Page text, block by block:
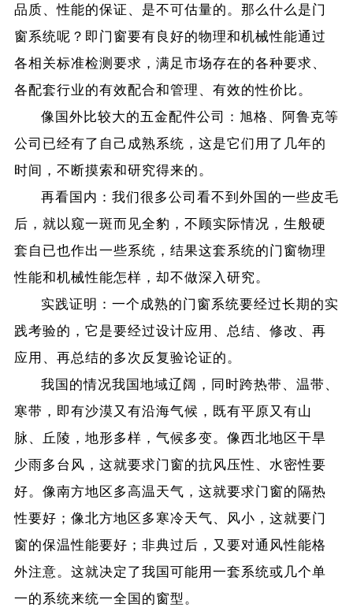
品质、性能的保证、是不可估量的。那么什么是门
窗系统呢？即门窗要有良好的物理和机械性能通过
各相关标准检测要求，满足市场存在的各种要求、
各配套行业的有效配合和管理、有效的性价比。
像国外比较大的五金配件公司：旭格、阿鲁克等
公司已经有了自己成熟系统，这是它们用了几年的
时间，不断摸索和研究得来的。
再看国内：我们很多公司看不到外国的一些皮毛
后，就以窥一斑而见全豹，不顾实际情况，生般硬
套自已也作出一些系统，结果这套系统的门窗物理
性能和机械性能怎样，却不做深入研究。
实践证明：一个成熟的门窗系统要经过长期的实
践考验的，它是要经过设计应用、总结、修改、再
应用、再总结的多次反复验论证的。
我国的情况我国地域辽阔，同时跨热带、温带、
寒带，即有沙漠又有沿海气候，既有平原又有山
脉、丘陵，地形多样，气候多变。像西北地区干旱
少雨多台风，这就要求门窗的抗风压性、水密性要
好。像南方地区多高温天气，这就要求门窗的隔热
性要好；像北方地区多寒冷天气、风小，这就要门
窗的保温性能要好；非典过后，又要对通风性能格
外注意。这就决定了我国可能用一套系统或几个单
一的系统来统一全国的窗型。